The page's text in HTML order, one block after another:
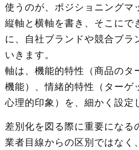
使うのが、ポジショニングマ
縦軸と横軸を書き、そこにで
に、自社ブランドや競合ブラ
いきます。
軸は、機能的特性（商品のタ
機能）、情緒的特性（ターゲ
心理的印象）を、細かく設定
差別化を図る際に重要になる
業者目線からの区別ではなく